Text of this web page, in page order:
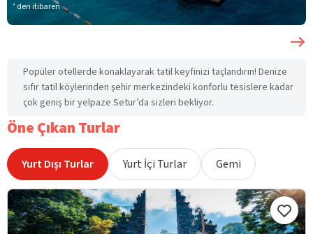
’ den itibaren
Popüler otellerde konaklayarak tatil keyfinizi taçlandırın! Denize
sıfır tatil köylerinden şehir merkezindeki konforlu tesislere kadar
çok geniş bir yelpaze Setur’da sizleri bekliyor.
Öne Çıkan Turlar
Yurt Dışı Turlar Yurt İçi Turlar Gemi